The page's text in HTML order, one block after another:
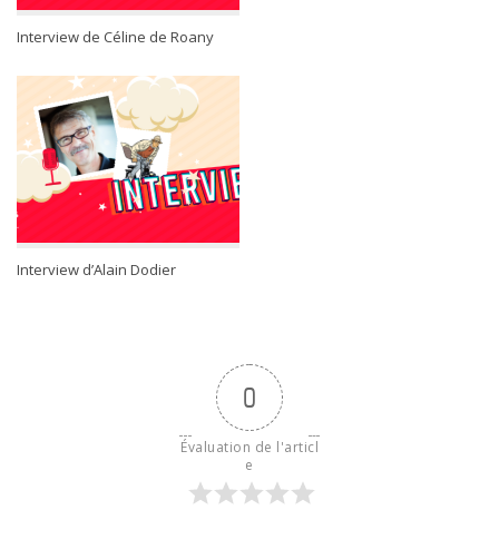
Interview de Céline de Roany
Interview d’Alain Dodier
0
Évaluation de l'articl
e